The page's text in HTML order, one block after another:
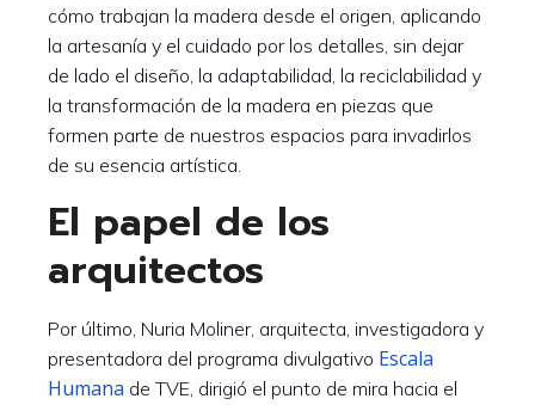
cómo trabajan la madera desde el origen, aplicando
la artesanía y el cuidado por los detalles, sin dejar
de lado el diseño, la adaptabilidad, la reciclabilidad y
la transformación de la madera en piezas que
formen parte de nuestros espacios para invadirlos
de su esencia artística.
El papel de los
arquitectos
Por último, Nuria Moliner, arquitecta, investigadora y
presentadora del programa divulgativo Escala
Humana de TVE, dirigió el punto de mira hacia el